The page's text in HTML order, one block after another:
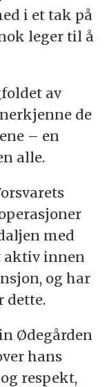
i et tak på
leger til å
av
de
– en
alle.
med
aktiv innen
og har
dette.
Ødegården
hans
respekt,